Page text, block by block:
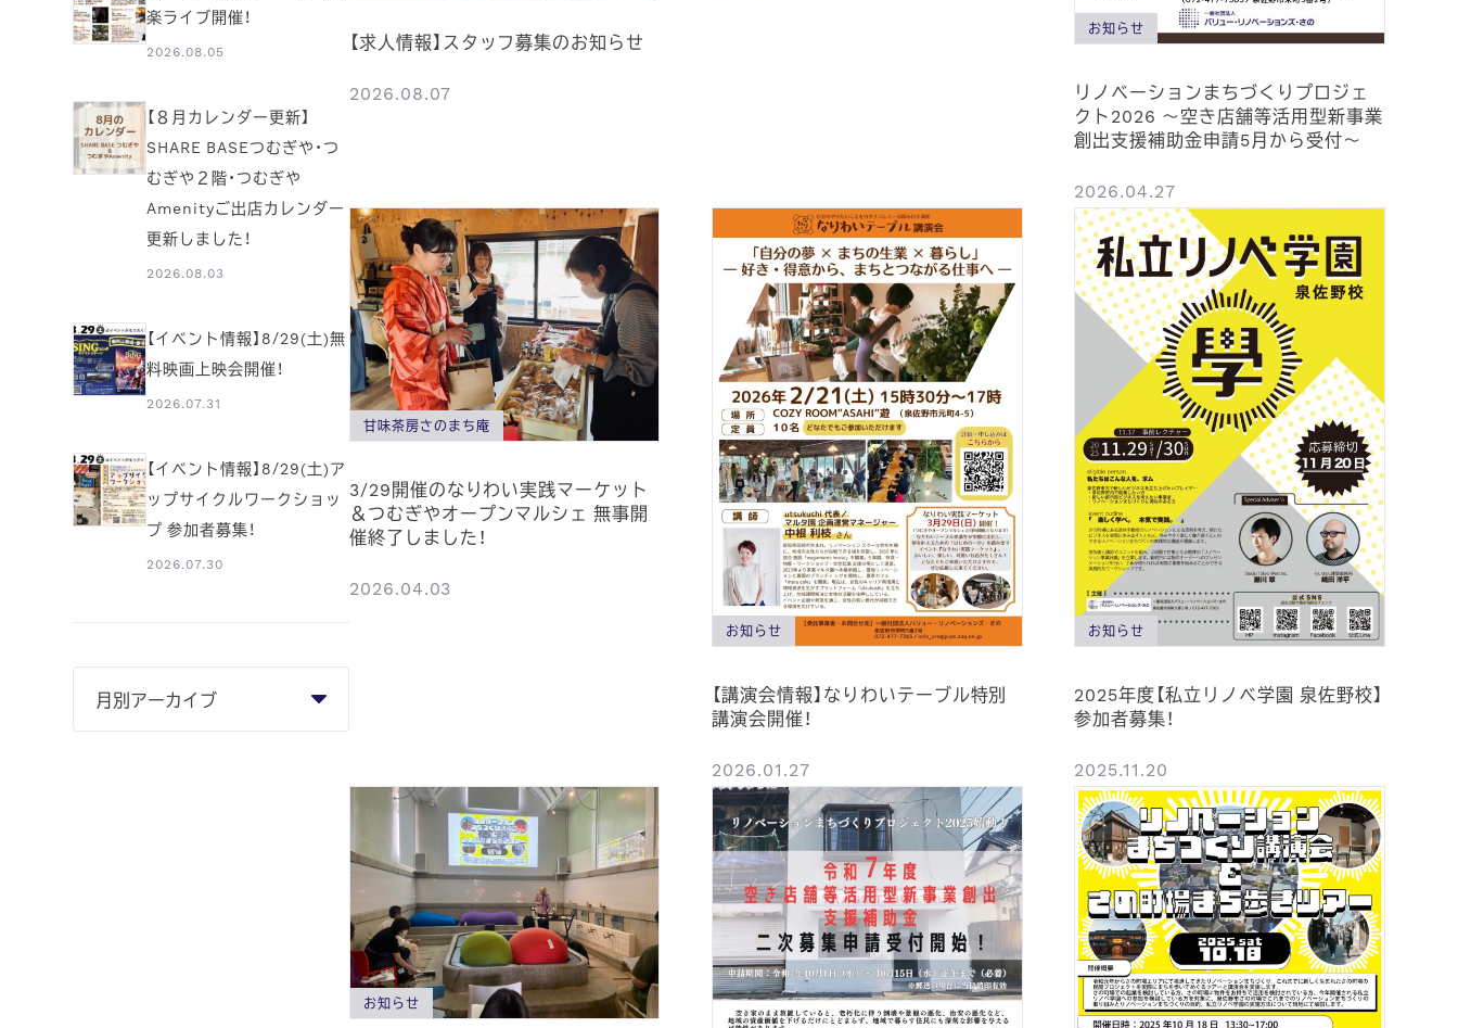
【求人情報】スタッフ募集のお知らせ
2026.08.07
お知らせ
リノベーションまちづくりプロジェ
クト2026 ～空き店舗等活用型新事業
創出支援補助金申請5月から受付～
2026.04.27
甘味茶房さのまち庵
3/29開催のなりわい実践マーケット
＆つむぎやオープンマルシェ 無事開
催終了しました！
2026.04.03
お知らせ
【講演会情報】なりわいテーブル特別
講演会開催！
2026.01.27
お知らせ
2025年度【私立リノベ学園 泉佐野校】
参加者募集！
2025.11.20
お知らせ
楽ライブ開催！
2026.08.05
【８月カレンダー更新】
SHARE BASEつむぎや・つ
むぎや２階・つむぎや
Amenityご出店カレンダー
更新しました！
2026.08.03
【イベント情報】8/29(土)無
料映画上映会開催！
2026.07.31
【イベント情報】8/29(土)ア
ップサイクルワークショッ
プ 参加者募集！
2026.07.30